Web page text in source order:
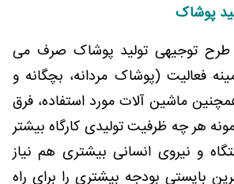
پوشاک
طرح توجیهی تولید پوشاک صرف می
فعالیت (پوشاک مردانه، بچگانه و
ماشین آلات مورد استفاده، فرق
هر چه ظرفیت تولیدی کارگاه بیشتر
و نیروی انسانی بیشتری هم نیاز
بایستی بودجه بیشتری را برای راه